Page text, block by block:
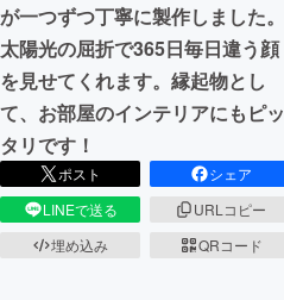
CAMPFIRE for Social Good
CAMPFIREふるさと納税
が一つずつ丁寧に製作しました。
太陽光の屈折で365日毎日違う顔
を見せてくれます。縁起物とし
て、お部屋のインテリアにもピッ
タリです！
ポスト
シェア
LINEで送る
URLコピー
埋め込み
QRコード